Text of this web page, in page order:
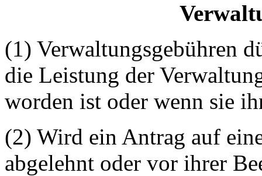
(1) Verwaltungsgebühren
die Leistung der
worden ist oder wenn sie
(2) Wird ein Antrag auf
abgelehnt oder vor ihrer